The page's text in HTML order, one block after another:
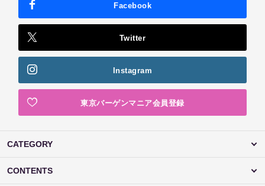
Facebook
Twitter
Instagram
東京バーゲンマニア会員登録
CATEGORY
CONTENTS